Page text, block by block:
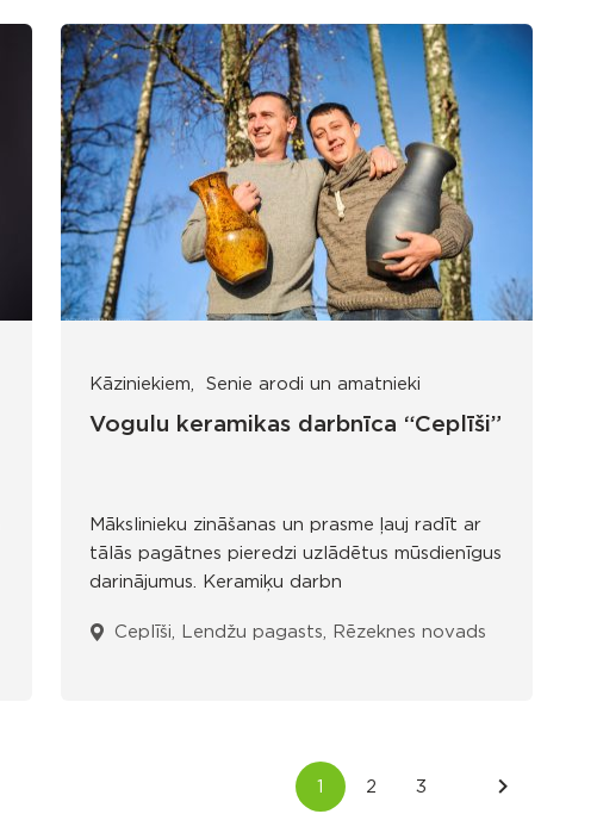
Kāziniekiem Senie arodi un amatnieki
Vogulu keramikas darbnīca “Ceplīši”
Mākslinieku zināšanas un prasme ļauj radīt ar
tālās pagātnes pieredzi uzlādētus mūsdienīgus
darinājumus. Keramiķu darbn
Ceplīši, Lendžu pagasts, Rēzeknes novads